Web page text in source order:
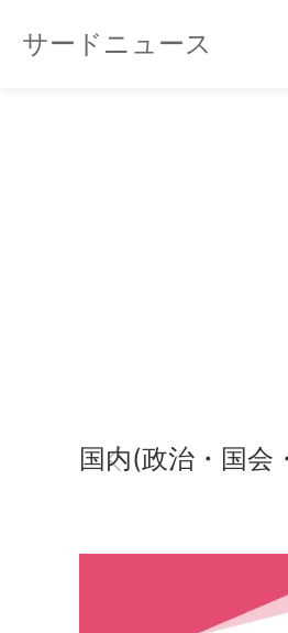
サードニュース
国内(政治・国会